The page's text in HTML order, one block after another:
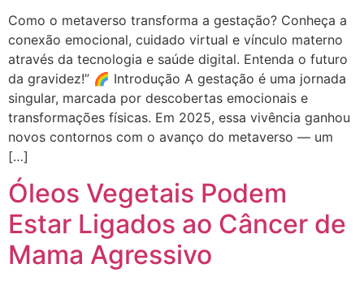
Como o metaverso transforma a gestação? Conheça a
conexão emocional, cuidado virtual e vínculo materno
através da tecnologia e saúde digital. Entenda o futuro
da gravidez!” 🌈 Introdução A gestação é uma jornada
singular, marcada por descobertas emocionais e
transformações físicas. Em 2025, essa vivência ganhou
novos contornos com o avanço do metaverso — um
[…]
Óleos Vegetais Podem
Estar Ligados ao Câncer de
Mama Agressivo